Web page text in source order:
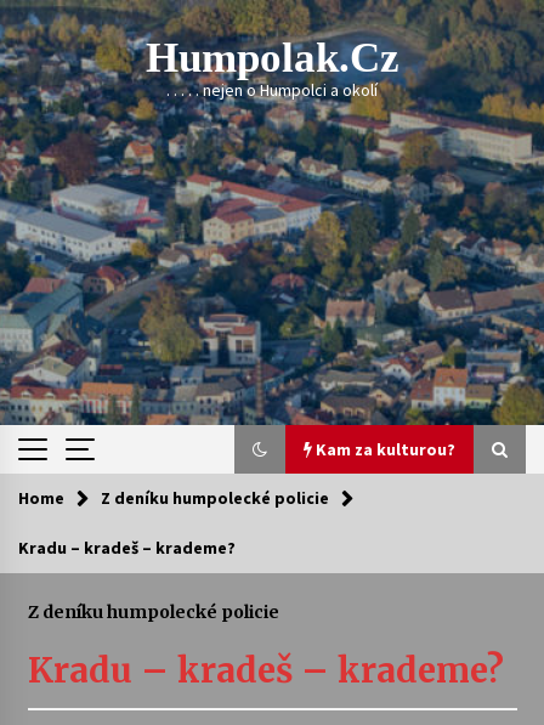
Skip
to
content
Humpolak.cz
. . . . . nejen o Humpolci a okolí
Kam za kulturou?
Kam za kulturou?
Sukuba Ensemble
kapkou
Home Z deníku humpolecké policie
Kradu – kradeš – krademe?
Z deníku humpolecké policie
Kradu – kradeš – krademe?